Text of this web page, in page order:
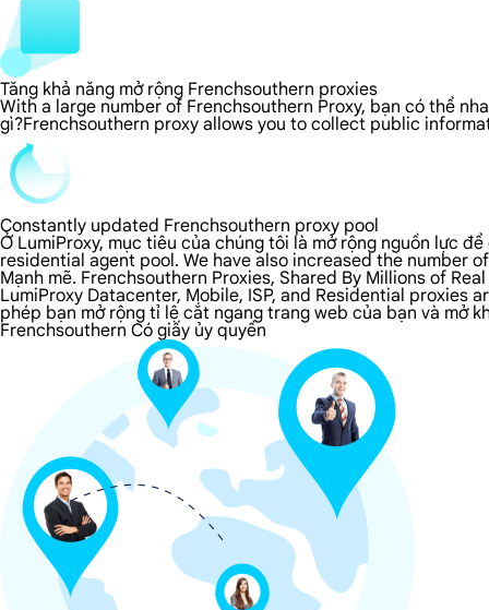
Tăng khả năng mở rộng Frenchsouthern proxies
With a large number of Frenchsouthern Proxy, bạn có thể
gì?Frenchsouthern proxy allows you to collect public
Constantly updated Frenchsouthern proxy pool
Ở LumiProxy, mục tiêu của chúng tôi là mở rộng nguồn lực
residential agent pool. We have also increased the number
Mạnh mẽ. Frenchsouthern Proxies, Shared By Millions of
LumiProxy Datacenter, Mobile, ISP, and Residential proxies
phép bạn mở rộng tỉ lệ cắt ngang trang web của bạn và mở
Frenchsouthern Có giấy ủy quyền